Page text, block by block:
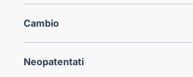
Cambio
Neopatentati